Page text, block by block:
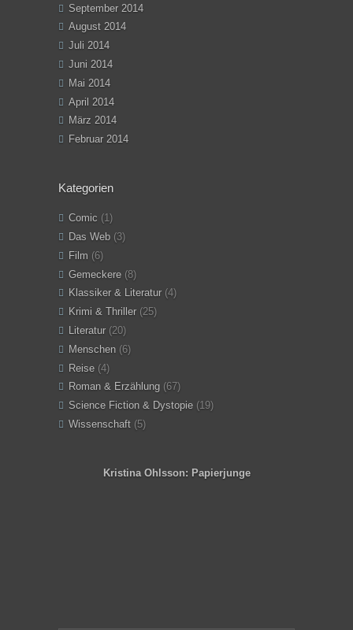
September 2014
August 2014
Juli 2014
Juni 2014
Mai 2014
April 2014
März 2014
Februar 2014
Kategorien
Comic (1)
Das Web (3)
Film (6)
Gemeckere (8)
Klassiker & Literatur (4)
Krimi & Thriller (25)
Literatur (20)
Menschen (6)
Reise (4)
Roman & Erzählung (67)
Science Fiction & Dystopie (19)
Wissenschaft (5)
Kristina Ohlsson: Papierjunge